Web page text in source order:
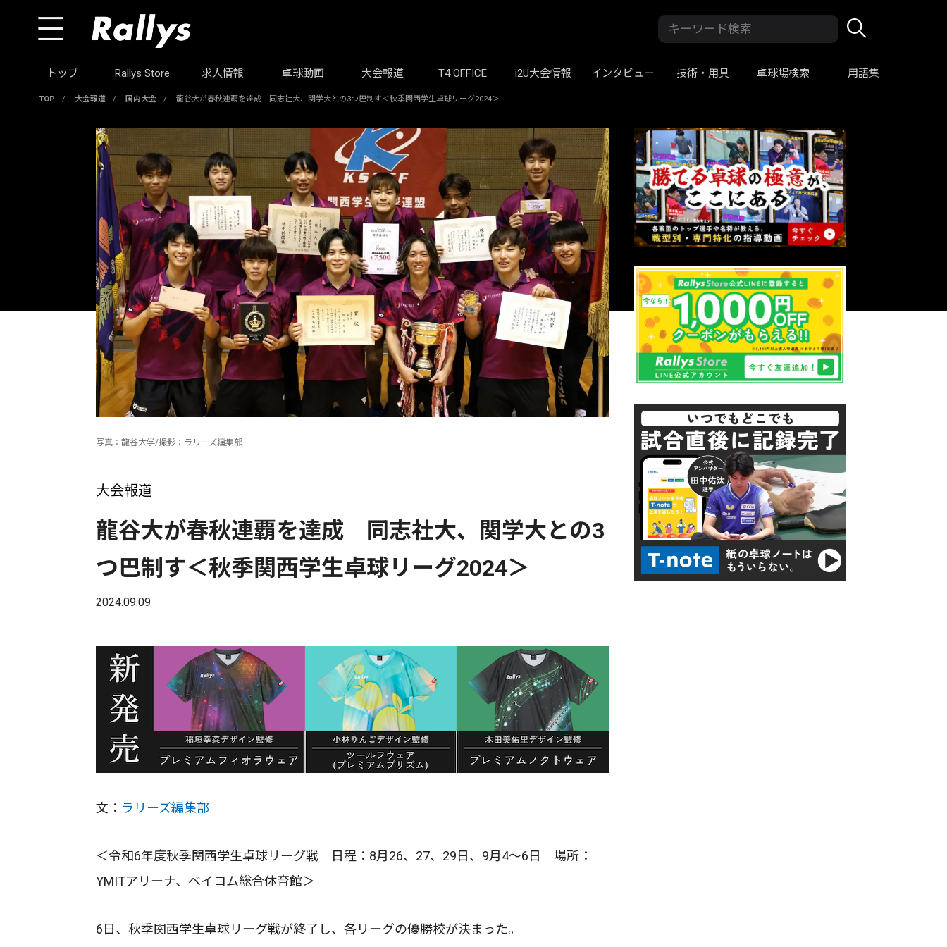
トップ Rallys Store 求人情報 卓球動画 大会報道 T4 OFFICE i2U大会情報 インタビュー 技術・用具 卓球場検索 用語集
TOP / 大会報道 / 国内大会 / 龍谷大が春秋連覇を達成 同志社大、関学大との3つ巴制す＜秋季関西学生卓球リーグ2024＞
写真：龍谷大学/撮影：ラリーズ編集部
大会報道
龍谷大が春秋連覇を達成 同志社大、関学大との3
つ巴制す＜秋季関西学生卓球リーグ2024＞
2024.09.09
文： ラリーズ編集部
＜令和6年度秋季関西学生卓球リーグ戦 日程：8月26、27、29日、9月4～6日 場所：
YMITアリーナ、ベイコム総合体育館＞
6日、秋季関西学生卓球リーグ戦が終了し、各リーグの優勝校が決まった。